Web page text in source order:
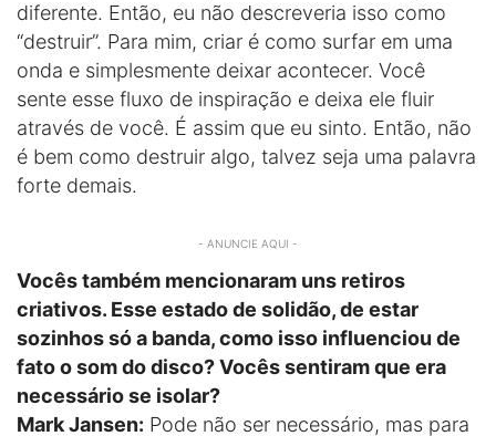
diferente. Então, eu não descreveria isso como
“destruir”. Para mim, criar é como surfar em uma
onda e simplesmente deixar acontecer. Você
sente esse fluxo de inspiração e deixa ele fluir
através de você. É assim que eu sinto. Então, não
é bem como destruir algo, talvez seja uma palavra
forte demais.
- ANUNCIE AQUI -
Vocês também mencionaram uns retiros
criativos. Esse estado de solidão, de estar
sozinhos só a banda, como isso influenciou de
fato o som do disco? Vocês sentiram que era
necessário se isolar?
Mark Jansen: Pode não ser necessário, mas para